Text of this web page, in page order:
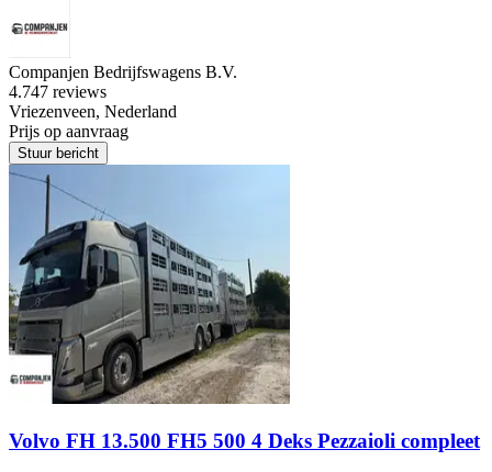
Companjen Bedrijfswagens B.V.
4.747 reviews
Vriezenveen, Nederland
Prijs op aanvraag
Stuur bericht
Volvo FH 13.500 FH5 500 4 Deks Pezzaioli compleet